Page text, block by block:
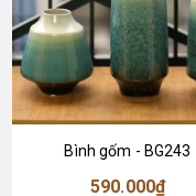
Bình gốm - BG243
590.000₫